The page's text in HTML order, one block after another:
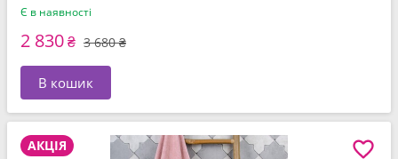
Є в наявності
2 830₴ 3 680 ₴
В кошик
АКЦІЯ